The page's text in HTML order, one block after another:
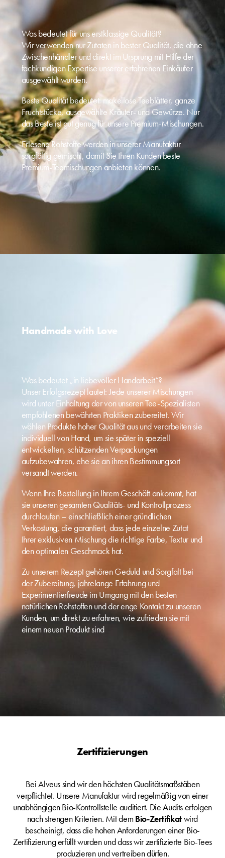
Was bedeutet für uns erstklassige Qualität?
Wir verwenden nur Zutaten in bester Qualität, die ohne
Zwischenhändler und direkt im Ursprung mit Hilfe der
fachkundigen Expertise unserer erfahrenen Einkäufer
ausgewählt wurden.
Beste Qualität bedeutet: makellose Teeblätter, ganze
Fruchtstücke, ausgewählte Kräuter- und Gewürze. Nur
das Beste ist gut genug für unsere Premium-Mischungen.
Erlesene Rohstoffe werden in unserer Manufaktur
sorgfältig gemischt, damit Sie Ihren Kunden beste
Premium-Teemischungen anbieten können.
Handmade with Love
Was bedeutet „in liebevoller Handarbeit“?
Unser Erfolgsrezept lautet: Jede unserer Mischungen
wird unter Einhaltung der von unseren Tee-Spezialisten
empfohlenen bewährten Praktiken zubereitet. Wir
wählen Produkte hoher Qualität aus und verarbeiten sie
individuell von Hand, um sie später in speziell
entwickelten, schützenden Verpackungen
aufzubewahren, ehe sie an ihren Bestimmungsort
versandt werden.
Wenn Ihre Bestellung in Ihrem Geschäft ankommt, hat
sie unseren gesamten Qualitäts- und Kontrollprozess
durchlaufen – einschließlich einer gründlichen
Verkostung, die garantiert, dass jede einzelne Zutat
Ihrer exklusiven Mischung die richtige Farbe, Textur und
den optimalen Geschmack hat.
Zu unserem Rezept gehören Geduld und Sorgfalt bei
der Zubereitung, jahrelange Erfahrung und
Experimentierfreude im Umgang mit den besten
natürlichen Rohstoffen und der enge Kontakt zu unseren
Kunden, um direkt zu erfahren, wie zufrieden sie mit
einem neuen Produkt sind
Zertifizierungen
Bei Alveus sind wir den höchsten Qualitätsmaßstäben
verpflichtet. Unsere Manufaktur wird regelmäßig von einer
unabhängigen Bio-Kontrollstelle auditiert. Die Audits erfolgen
nach strengen Kriterien. Mit demBio-Zertifikatwird
bescheinigt, dass die hohen Anforderungen einer Bio-
Zertifizierung erfüllt wurden und dass wir zertifizierte Bio-Tees
produzieren und vertreiben dürfen.